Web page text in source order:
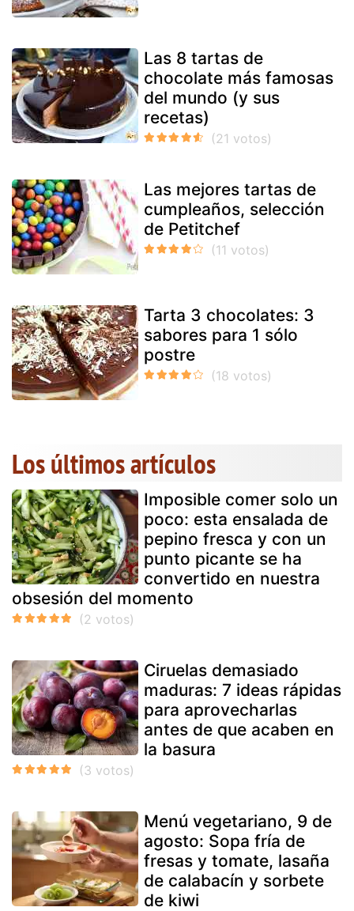
Las 8 tartas de
chocolate más famosas
del mundo (y sus
recetas)
Las mejores tartas de
cumpleaños, selección
de Petitchef
Tarta 3 chocolates: 3
sabores para 1 sólo
postre
Los últimos artículos
Imposible comer solo un
poco: esta ensalada de
pepino fresca y con un
punto picante se ha
convertido en nuestra
obsesión del momento
Ciruelas demasiado
maduras: 7 ideas rápidas
para aprovecharlas
antes de que acaben en
la basura
Menú vegetariano, 9 de
agosto: Sopa fría de
fresas y tomate, lasaña
de calabacín y sorbete
de kiwi